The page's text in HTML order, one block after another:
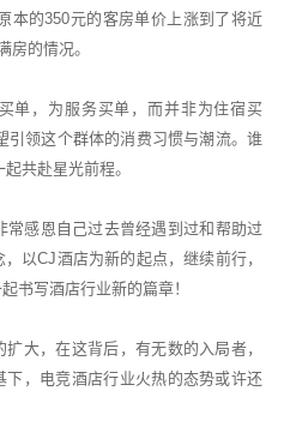
本的350元的客房单价上涨到了将近
房的情况。
单，为服务买单，而并非为住宿买
引领这个群体的消费习惯与潮流。谁
共赴星光前程。
感恩自己过去曾经遇到过和帮助过
以CJ酒店为新的起点，继续前行，
书写酒店行业新的篇章！
大，在这背后，有无数的入局者，
，电竞酒店行业火热的态势或许还